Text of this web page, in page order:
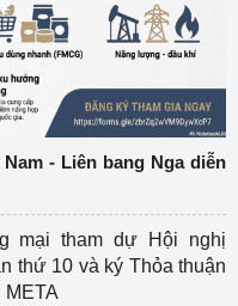
- Liên bang Nga diễn
mại tham dự Hội nghị
thứ 10 và ký Thỏa thuận